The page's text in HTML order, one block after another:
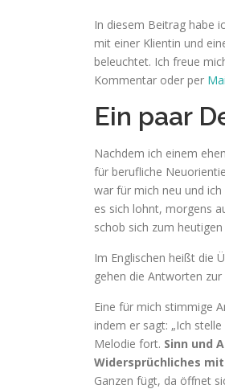
In diesem Beitrag habe
mit einer Klientin und
beleuchtet. Ich freue
Kommentar oder per
Ein paar
Nachdem ich einem
für berufliche
war für mich neu und
es sich lohnt, morgens
schob sich zum
Im Englischen heißt die
gehen die Antworten
Eine für mich stimmige
indem er sagt: „Ich
Melodie fort. Sinn und
Widersprüchliches
Ganzen fügt, da öffnet